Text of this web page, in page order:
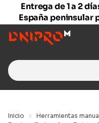
Entrega de 1 a 2
España peninsular
Search
for:
Inicio Herramientas